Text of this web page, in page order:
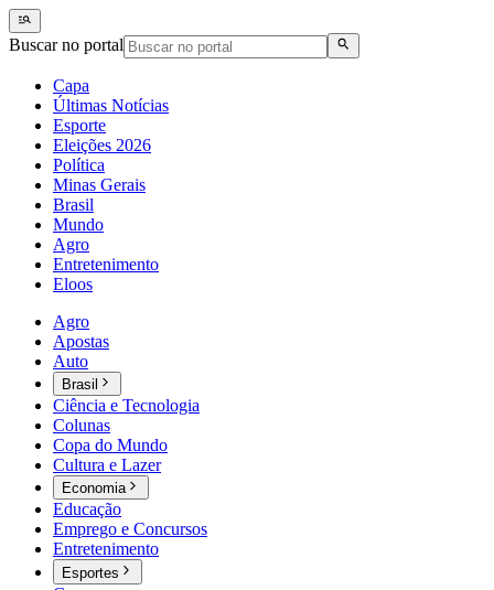
Buscar no portal
Capa
Últimas Notícias
Esporte
Eleições 2026
Política
Minas Gerais
Brasil
Mundo
Agro
Entretenimento
Eloos
Agro
Apostas
Auto
Brasil
Ciência e Tecnologia
Colunas
Copa do Mundo
Cultura e Lazer
Economia
Educação
Emprego e Concursos
Entretenimento
Esportes